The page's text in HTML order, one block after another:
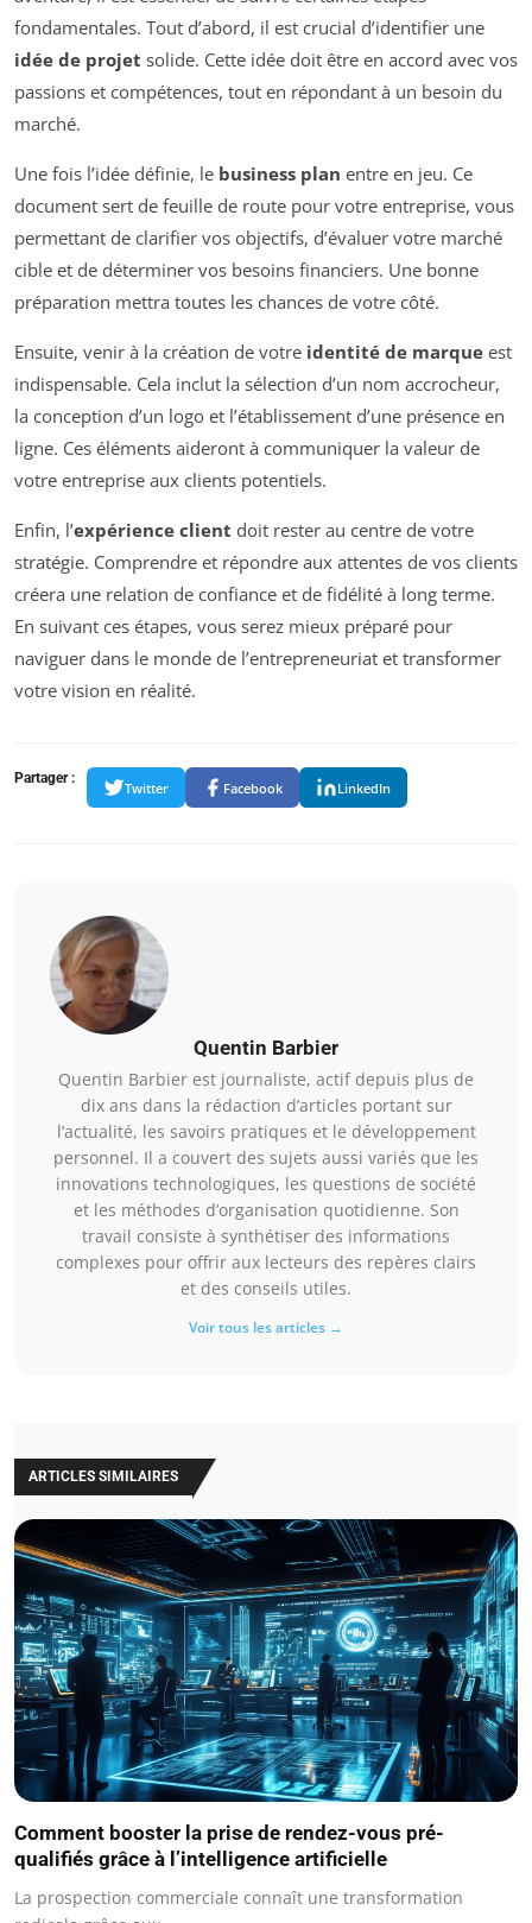
fondamentales. Tout d’abord, il est crucial d’identifier une
idée de projet solide. Cette idée doit être en accord avec vos
passions et compétences, tout en répondant à un besoin du
marché.
Une fois l’idée définie, le business plan entre en jeu. Ce
document sert de feuille de route pour votre entreprise, vous
permettant de clarifier vos objectifs, d’évaluer votre marché
cible et de déterminer vos besoins financiers. Une bonne
préparation mettra toutes les chances de votre côté.
Ensuite, venir à la création de votre identité de marque est
indispensable. Cela inclut la sélection d’un nom accrocheur,
la conception d’un logo et l’établissement d’une présence en
ligne. Ces éléments aideront à communiquer la valeur de
votre entreprise aux clients potentiels.
Enfin, l’expérience client doit rester au centre de votre
stratégie. Comprendre et répondre aux attentes de vos clients
créera une relation de confiance et de fidélité à long terme.
En suivant ces étapes, vous serez mieux préparé pour
naviguer dans le monde de l’entrepreneuriat et transformer
votre vision en réalité.
Partager :
Twitter Facebook LinkedIn
Quentin Barbier
Quentin Barbier est journaliste, actif depuis plus de
dix ans dans la rédaction d’articles portant sur
l’actualité, les savoirs pratiques et le développement
personnel. Il a couvert des sujets aussi variés que les
innovations technologiques, les questions de société
et les méthodes d’organisation quotidienne. Son
travail consiste à synthétiser des informations
complexes pour offrir aux lecteurs des repères clairs
et des conseils utiles.
Voir tous les articles →
ARTICLES SIMILAIRES
Comment booster la prise de rendez-vous pré-
qualifiés grâce à l’intelligence artificielle
La prospection commerciale connaît une transformation